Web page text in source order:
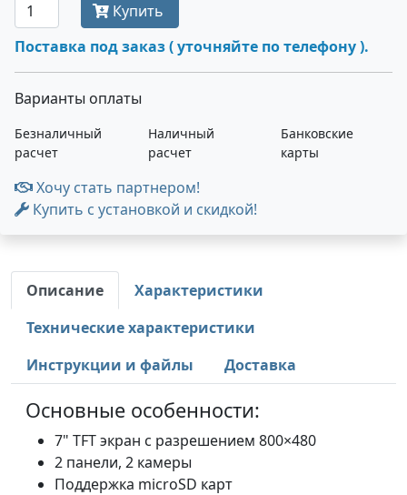
Купить
Поставка под заказ ( уточняйте по телефону ).
Варианты оплаты
Безналичный
расчет
Наличный
расчет
Банковские
карты
Хочу стать партнером!
Купить с установкой и скидкой!
Описание
Характеристики
Технические характеристики
Инструкции и файлы
Доставка
Основные особенности:
7" TFT экран с разрешением 800×480
2 панели, 2 камеры
Поддержка microSD карт